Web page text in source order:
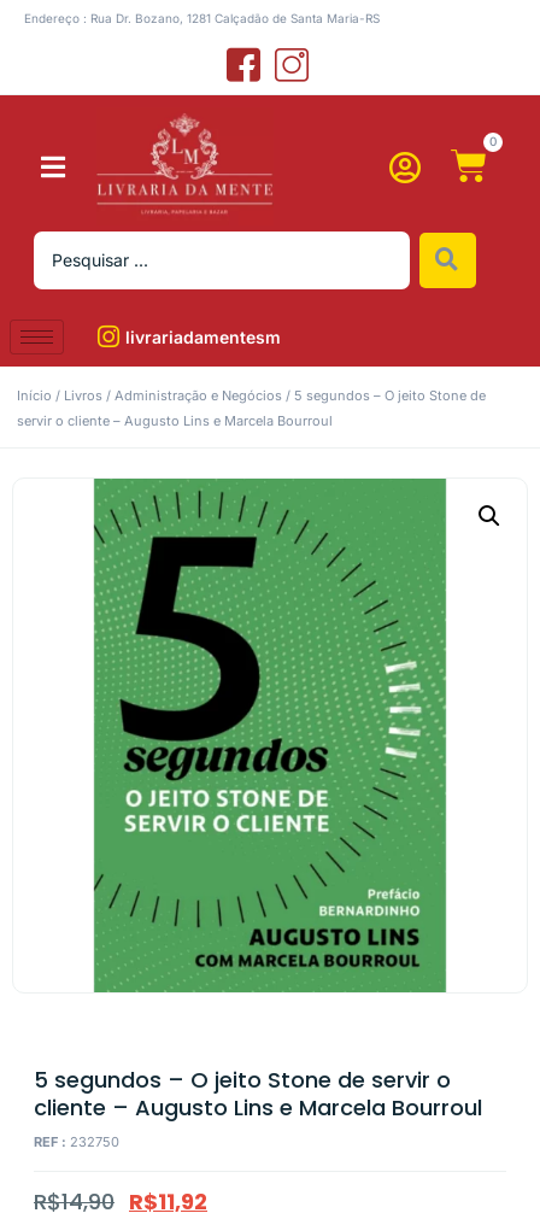
Endereço : Rua Dr. Bozano, 1281 Calçadão de Santa Maria-RS
0
livrariadamentesm
Início / Livros / Administração e Negócios / 5 segundos – O jeito Stone de
servir o cliente – Augusto Lins e Marcela Bourroul
5 segundos – O jeito Stone de servir o
cliente – Augusto Lins e Marcela Bourroul
REF : 232750
R$14,90 R$11,92